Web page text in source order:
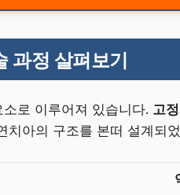
과정 살펴보기
로 이루어져 있습니다. 고
치아의 구조를 본떠 설계되